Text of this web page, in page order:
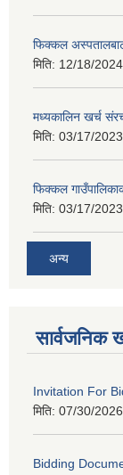
फिक्कल
मिति: 12/18/
मध्यकालिन खर्च
मिति: 03/17/
फिक्कल
मिति: 03/17/
अन्य
सार्वजनिक
Invitation For
मिति: 07/30/
Bidding